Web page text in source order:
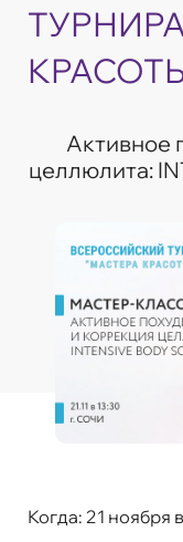
Активное
целлюлита:
Когда: 21 ноября